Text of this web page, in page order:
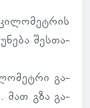
შეს­თა­
გა­
მათ გზა გა­